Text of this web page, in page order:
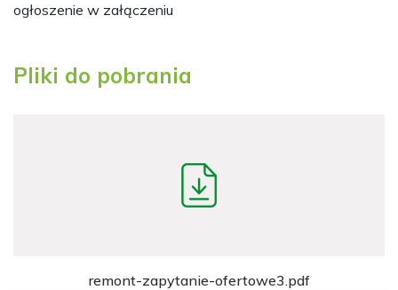
ogłoszenie w załączeniu
Pliki do pobrania
remont-zapytanie-ofertowe3.pdf